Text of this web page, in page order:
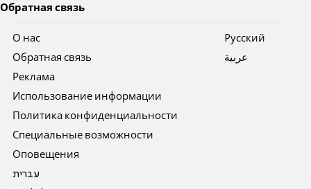
Обратная связь
О нас
Обратная связь
Реклама
Использование информации
Политика конфиденциальности
Специальные возможности
Оповещения
עברית
Pусский
عربية